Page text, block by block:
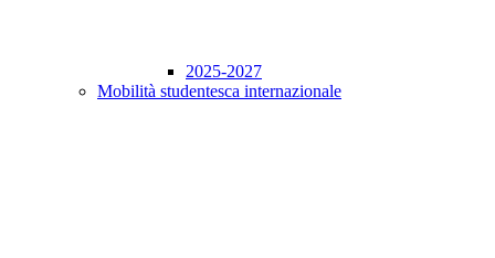
2025-2027
Mobilità studentesca internazionale